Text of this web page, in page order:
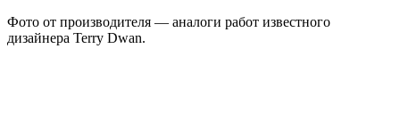
Фото от производителя — аналоги работ известного
дизайнера Terry Dwan.